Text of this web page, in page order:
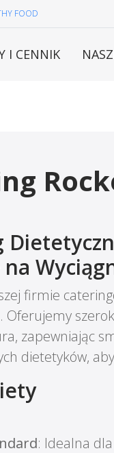
FOOD
I CENNIK
firmie
Oferujemy
zapewniając
dietetyków,
: Idealna